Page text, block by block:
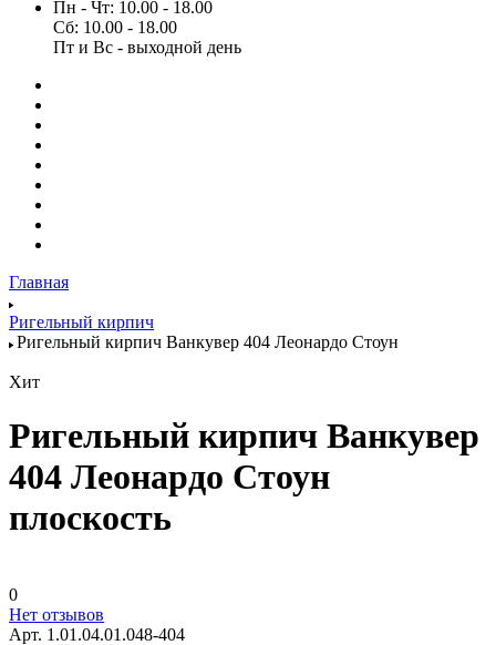
Пн - Чт: 10.00 - 18.00
Сб: 10.00 - 18.00
Пт и Вс - выходной день
Главная
Ригельный кирпич
Ригельный кирпич Ванкувер 404 Леонардо Стоун
Хит
Ригельный кирпич Ванкувер
404 Леонардо Стоун
плоскость
0
Нет отзывов
Арт. 1.01.04.01.048-404